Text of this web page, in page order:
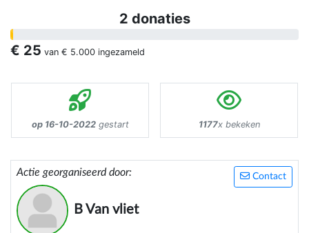
2 donaties
€ 25 van € 5.000 ingezameld
op 16-10-2022gestart 1177x bekeken
Contact
Actie georganiseerd door:
B Van vliet